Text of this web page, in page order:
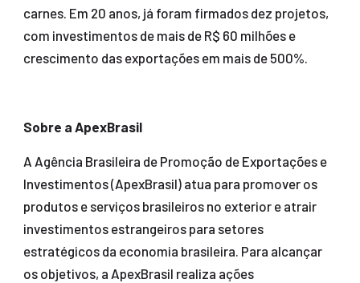
carnes. Em 20 anos, já foram firmados dez projetos,
com investimentos de mais de R$ 60 milhões e
crescimento das exportações em mais de 500%.
Sobre a ApexBrasil
A Agência Brasileira de Promoção de Exportações e
Investimentos (ApexBrasil) atua para promover os
produtos e serviços brasileiros no exterior e atrair
investimentos estrangeiros para setores
estratégicos da economia brasileira. Para alcançar
os objetivos, a ApexBrasil realiza ações